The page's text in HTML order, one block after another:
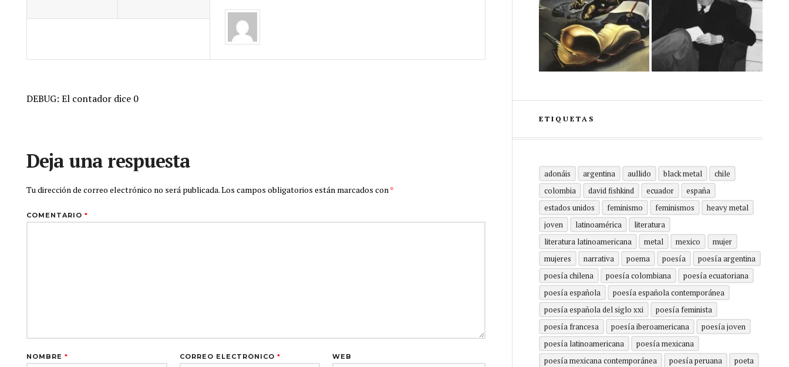
DEBUG: El contador dice 0
Deja una respuesta
Tu dirección de correo electrónico no será publicada.Los campos obligatorios están marcados con*
COMENTARIO *
NOMBRE * CORREO ELECTRÓNICO * WEB
ETIQUETAS
adonáis argentina aullido black metal
chile
colombia
david fishkind ecuador
españa
estados unidos
feminismo feminismos
heavy metal
joven
latinoamérica
literatura
literatura latinoamericana
metal mexico
mujer
mujeres
narrativa poema poesía
poesía argentina
poesía chilena
poesía colombiana
poesía ecuatoriana
poesía española
poesía española contemporánea
poesía española del siglo xxi
poesía feminista
poesía francesa
poesía iberoamericana
poesía joven
poesía latinoamericana
poesía mexicana
poesía mexicana contemporánea
poesía peruana
poeta